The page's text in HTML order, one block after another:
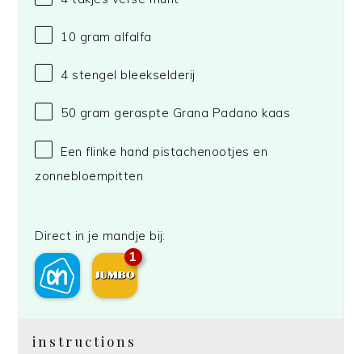
10 gram alfalfa
4 stengel bleekselderij
50 gram geraspte Grana Padano kaas
Een flinke hand pistachenootjes en
zonnebloempitten
Direct in je mandje bij:
1
instructions